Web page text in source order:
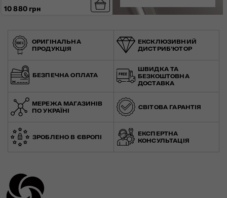
10 880 грн
ОРИГІНАЛЬНА
ПРОДУКЦІЯ
ЕКСКЛЮЗИВНИЙ
ДИСТРИБ'ЮТОР
БЕЗПЕЧНА ОПЛАТА
ШВИДКА ТА
БЕЗКОШТОВНА
ДОСТАВКА
МЕРЕЖА МАГАЗИНІВ
ПО УКРАЇНІ
СВІТОВА ГАРАНТІЯ
ЗРОБЛЕНО В ЄВРОПІ
ЕКСПЕРТНА
КОНСУЛЬТАЦІЯ